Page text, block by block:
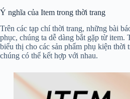
Ý nghĩa của Item trong thời trang
Trên các tạp chí thời trang, những bài
phục, chúng ta dễ dàng bắt gặp từ item.
biểu thị cho các sản phẩm phụ kiện thời
chúng có thể kết hợp với nhau.